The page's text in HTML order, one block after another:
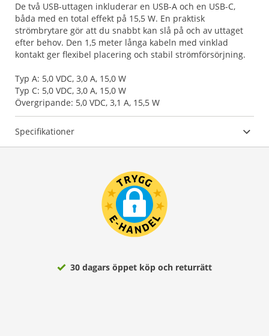
De två USB-uttagen inkluderar en USB-A och en USB-C,
båda med en total effekt på 15,5 W. En praktisk
strömbrytare gör att du snabbt kan slå på och av uttaget
efter behov. Den 1,5 meter långa kabeln med vinklad
kontakt ger flexibel placering och stabil strömförsörjning.
Typ A: 5,0 VDC, 3,0 A, 15,0 W
Typ C: 5,0 VDC, 3,0 A, 15,0 W
Övergripande: 5,0 VDC, 3,1 A, 15,5 W
Specifikationer
30 dagars öppet köp och returrätt